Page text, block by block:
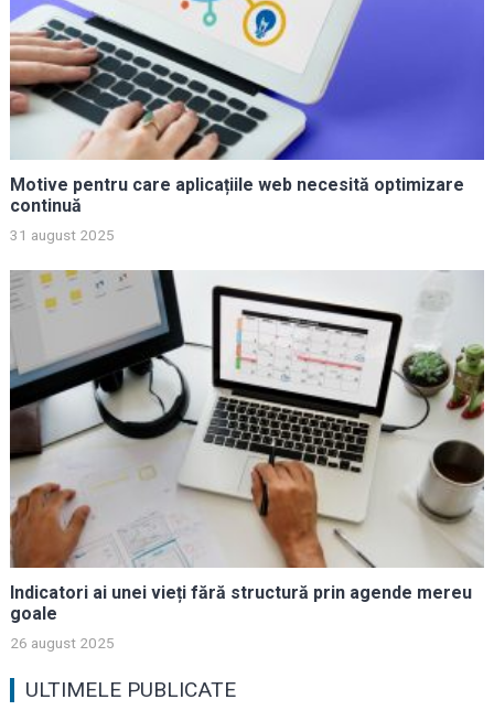
Motive pentru care aplicațiile web necesită optimizare
continuă
31 august 2025
Indicatori ai unei vieți fără structură prin agende mereu
goale
26 august 2025
ULTIMELE PUBLICATE